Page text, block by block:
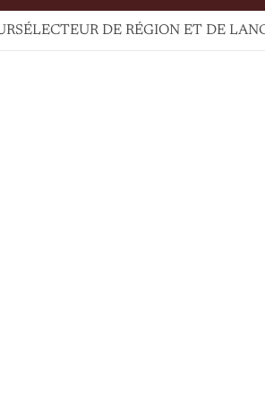
SÉLECTEUR DE RÉGION ET DE